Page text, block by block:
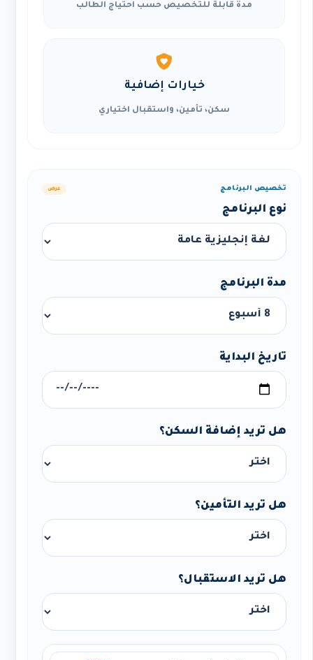
مدة قابلة للتخصيص حسب احتياج الطالب
خيارات إضافية
سكن، تأمين، واستقبال اختياري
تخصيص البرنامج عرض
نوع البرنامج
مدة البرنامج
تاريخ البداية
هل تريد إضافة السكن؟
هل تريد التأمين؟
هل تريد الاستقبال؟